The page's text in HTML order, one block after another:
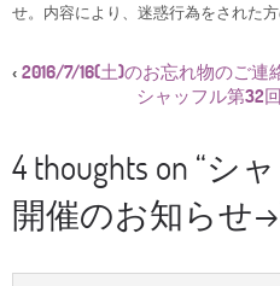
せ。内容により、迷惑行為をされた
‹ 2016/7/16(土)のお忘れ物のご連
シャッフル第32
4 thoughts on “シ
開催のお知らせ